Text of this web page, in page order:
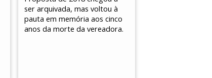
ser arquivada, mas voltou à
pauta em memória aos cinco
anos da morte da vereadora.